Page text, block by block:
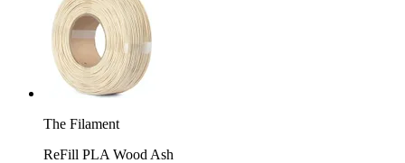
The Filament
ReFill PLA Wood Ash